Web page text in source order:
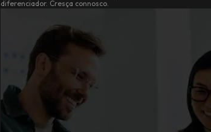
diferenciador. Cresça connosco.